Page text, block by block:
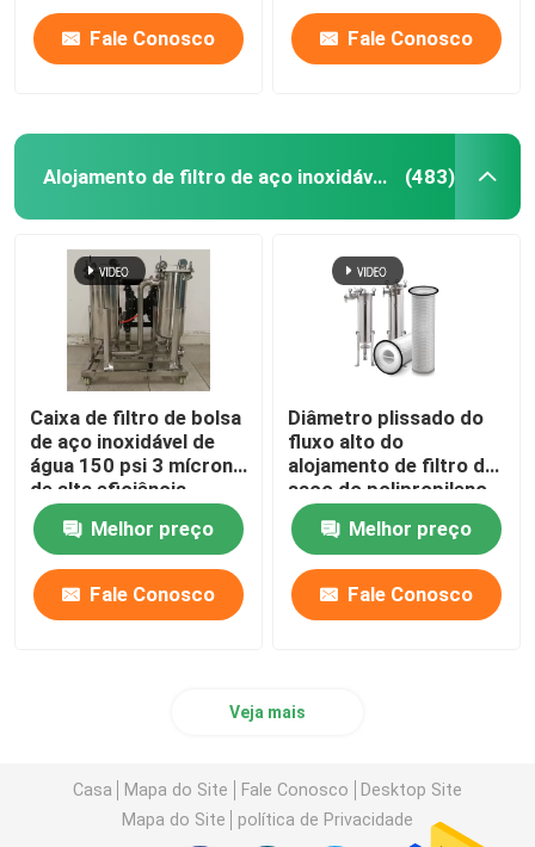
Fale Conosco Fale Conosco
Alojamento de filtro de aço inoxidável do saco (483)
Caixa de filtro de bolsa
de aço inoxidável de
água 150 psi 3 mícrons
de alta eficiência
Melhor preço
Fale Conosco
Diâmetro plissado do
fluxo alto do
alojamento de filtro do
saco do polipropileno
grande
Melhor preço
Fale Conosco
Veja mais
Casa Mapa do Site Fale Conosco
Desktop Site
Mapa do Site
política de Privacidade